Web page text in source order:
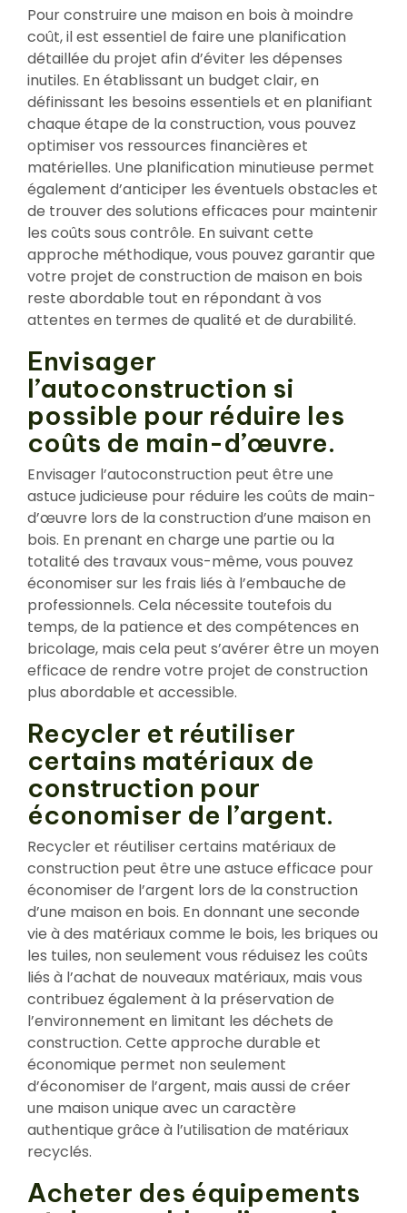
Pour construire une maison en bois à moindre
coût, il est essentiel de faire une planification
détaillée du projet afin d’éviter les dépenses
inutiles. En établissant un budget clair, en
définissant les besoins essentiels et en planifiant
chaque étape de la construction, vous pouvez
optimiser vos ressources financières et
matérielles. Une planification minutieuse permet
également d’anticiper les éventuels obstacles et
de trouver des solutions efficaces pour maintenir
les coûts sous contrôle. En suivant cette
approche méthodique, vous pouvez garantir que
votre projet de construction de maison en bois
reste abordable tout en répondant à vos
attentes en termes de qualité et de durabilité.
Envisager
l’autoconstruction si
possible pour réduire les
coûts de main-d’œuvre.
Envisager l’autoconstruction peut être une
astuce judicieuse pour réduire les coûts de main-
d’œuvre lors de la construction d’une maison en
bois. En prenant en charge une partie ou la
totalité des travaux vous-même, vous pouvez
économiser sur les frais liés à l’embauche de
professionnels. Cela nécessite toutefois du
temps, de la patience et des compétences en
bricolage, mais cela peut s’avérer être un moyen
efficace de rendre votre projet de construction
plus abordable et accessible.
Recycler et réutiliser
certains matériaux de
construction pour
économiser de l’argent.
Recycler et réutiliser certains matériaux de
construction peut être une astuce efficace pour
économiser de l’argent lors de la construction
d’une maison en bois. En donnant une seconde
vie à des matériaux comme le bois, les briques ou
les tuiles, non seulement vous réduisez les coûts
liés à l’achat de nouveaux matériaux, mais vous
contribuez également à la préservation de
l’environnement en limitant les déchets de
construction. Cette approche durable et
économique permet non seulement
d’économiser de l’argent, mais aussi de créer
une maison unique avec un caractère
authentique grâce à l’utilisation de matériaux
recyclés.
Acheter des équipements